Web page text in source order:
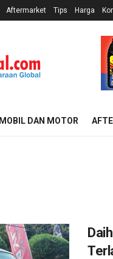
Aftermarket Tips Harga
MOBIL DAN MOTOR